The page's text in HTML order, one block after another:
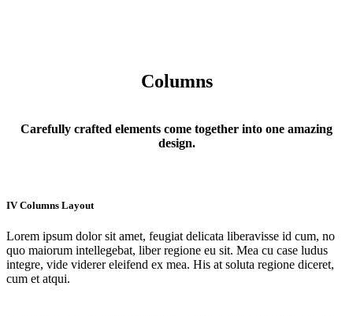
Columns
Carefully crafted elements come together into one amazing
design.
IV Columns Layout
Lorem ipsum dolor sit amet, feugiat delicata liberavisse id cum, no
quo maiorum intellegebat, liber regione eu sit. Mea cu case ludus
integre, vide viderer eleifend ex mea. His at soluta regione diceret,
cum et atqui.